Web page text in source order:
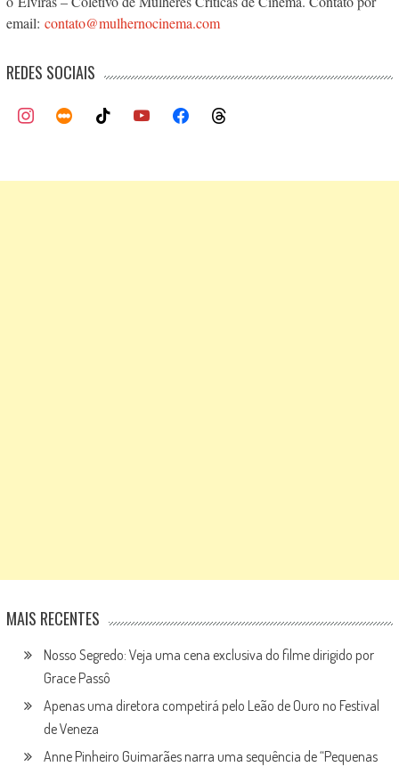
email: contato@mulhernocinema.com
REDES SOCIAIS
MAIS RECENTES
Nosso Segredo: Veja uma cena exclusiva do filme dirigido por
Grace Passô
Apenas uma diretora competirá pelo Leão de Ouro no Festival
de Veneza
Anne Pinheiro Guimarães narra uma sequência de “Pequenas